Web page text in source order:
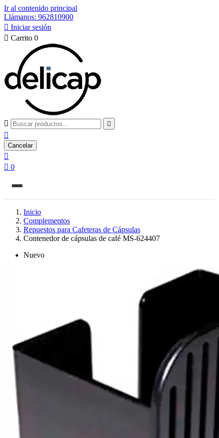
Ir al contenido principal
Llámanos: 962810900
 Iniciar sesión
 Carrito 0
 

Cancelar

 0
Inicio
Complementos
Repuestos para Cafeteras de Cápsulas
Contenedor de cápsulas de café MS-624407
Nuevo